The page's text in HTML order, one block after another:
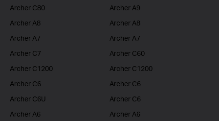
Archer C80
Archer A9
Archer A8
Archer A8
Archer A7
Archer A7
Archer C7
Archer C60
Archer C1200
Archer C1200
Archer C6
Archer C6
Archer C6U
Archer C6
Archer A6
Archer A6